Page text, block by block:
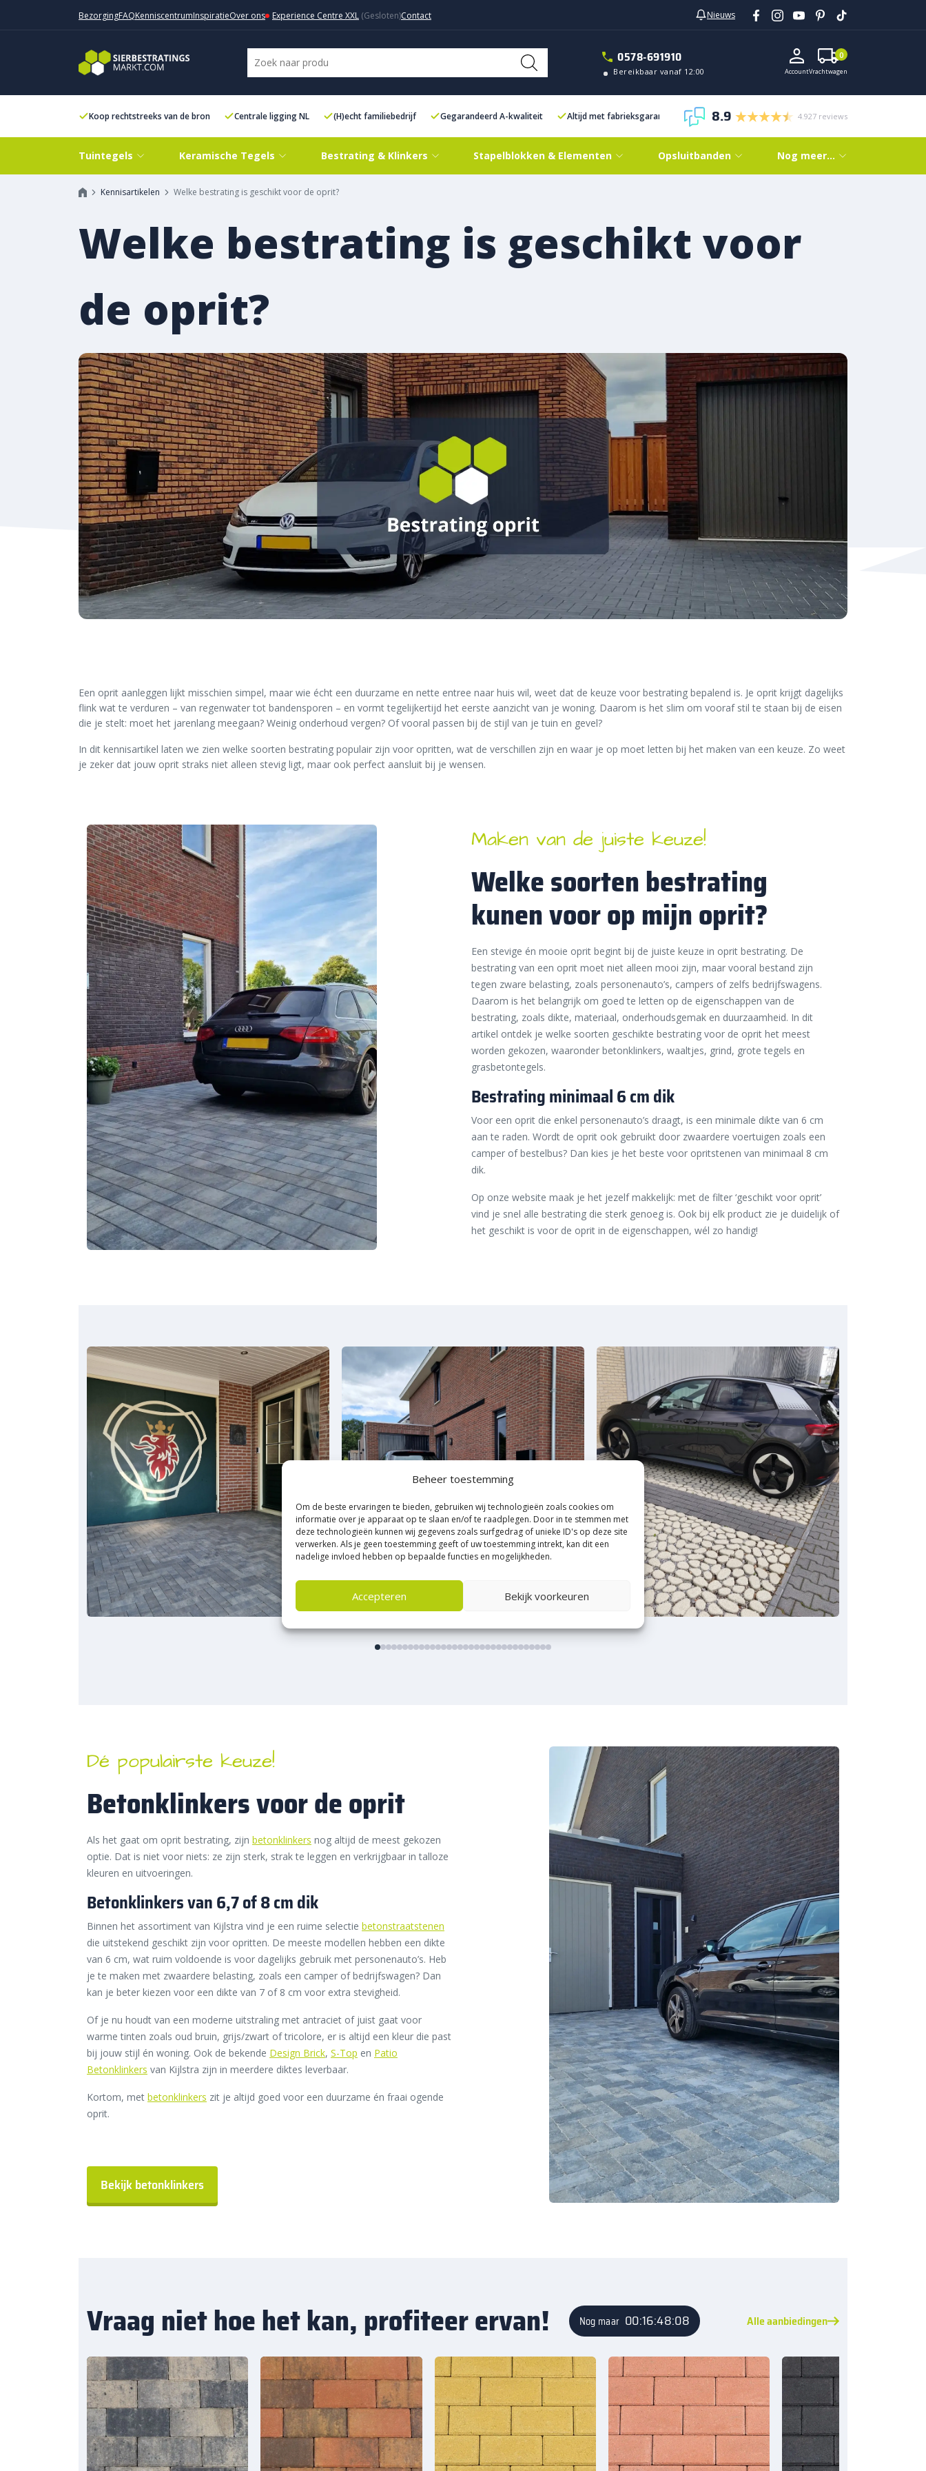
Beheer toestemming
Om de beste ervaringen te bieden, gebruiken wij technologieën zoals cookies om
informatie over je apparaat op te slaan en/of te raadplegen. Door in te stemmen met
deze technologieën kunnen wij gegevens zoals surfgedrag of unieke ID's op deze site
verwerken. Als je geen toestemming geeft of uw toestemming intrekt, kan dit een
nadelige invloed hebben op bepaalde functies en mogelijkheden.
Accepteren Bekijk voorkeuren
BezorgingFAQKenniscentrumInspiratieOver ons Experience Centre XXL Contact Nieuws
0578-691910
Bereikbaar vanaf 12:00 AccountVrachtwagen
0
Koop rechtstreeks van de bron Centrale ligging NL (H)echt familiebedrijf Gegarandeerd A-kwaliteit Altijd met fabrieksgarantie 8.9 4.927 reviews
Tuintegels Keramische Tegels Bestrating & Klinkers Stapelblokken & Elementen Opsluitbanden Nog meer…
Kennisartikelen Welke bestrating is geschikt voor de oprit?
Welke bestrating is geschikt voor
de oprit?
Een oprit aanleggen lijkt misschien simpel, maar wie écht een duurzame en nette entree naar huis wil, weet dat de keuze voor bestrating bepalend is. Je oprit krijgt dagelijks
flink wat te verduren – van regenwater tot bandensporen – en vormt tegelijkertijd het eerste aanzicht van je woning. Daarom is het slim om vooraf stil te staan bij de eisen
die je stelt: moet het jarenlang meegaan? Weinig onderhoud vergen? Of vooral passen bij de stijl van je tuin en gevel?
In dit kennisartikel laten we zien welke soorten bestrating populair zijn voor opritten, wat de verschillen zijn en waar je op moet letten bij het maken van een keuze. Zo weet
je zeker dat jouw oprit straks niet alleen stevig ligt, maar ook perfect aansluit bij je wensen.
Maken van de juiste keuze!
Welke soorten bestrating
kunen voor op mijn oprit?
Een stevige én mooie oprit begint bij de juiste keuze in oprit bestrating. De
bestrating van een oprit moet niet alleen mooi zijn, maar vooral bestand zijn
tegen zware belasting, zoals personenauto’s, campers of zelfs bedrijfswagens.
Daarom is het belangrijk om goed te letten op de eigenschappen van de
bestrating, zoals dikte, materiaal, onderhoudsgemak en duurzaamheid. In dit
artikel ontdek je welke soorten geschikte bestrating voor de oprit het meest
worden gekozen, waaronder betonklinkers, waaltjes, grind, grote tegels en
grasbetontegels.
Bestrating minimaal 6 cm dik
Voor een oprit die enkel personenauto’s draagt, is een minimale dikte van 6 cm
aan te raden. Wordt de oprit ook gebruikt door zwaardere voertuigen zoals een
camper of bestelbus? Dan kies je het beste voor opritstenen van minimaal 8 cm
dik.
Op onze website maak je het jezelf makkelijk: met de filter ‘geschikt voor oprit’
vind je snel alle bestrating die sterk genoeg is. Ook bij elk product zie je duidelijk of
het geschikt is voor de oprit in de eigenschappen, wél zo handig!
Dé populairste keuze!
Betonklinkers voor de oprit
Als het gaat om oprit bestrating, zijn betonklinkers nog altijd de meest gekozen
optie. Dat is niet voor niets: ze zijn sterk, strak te leggen en verkrijgbaar in talloze
kleuren en uitvoeringen.
Betonklinkers van 6,7 of 8 cm dik
Binnen het assortiment van Kijlstra vind je een ruime selectie betonstraatstenen
die uitstekend geschikt zijn voor opritten. De meeste modellen hebben een dikte
van 6 cm, wat ruim voldoende is voor dagelijks gebruik met personenauto’s. Heb
je te maken met zwaardere belasting, zoals een camper of bedrijfswagen? Dan
kan je beter kiezen voor een dikte van 7 of 8 cm voor extra stevigheid.
Of je nu houdt van een moderne uitstraling met antraciet of juist gaat voor
warme tinten zoals oud bruin, grijs/zwart of tricolore, er is altijd een kleur die past
bij jouw stijl én woning. Ook de bekende Design Brick, S-Top en Patio
Betonklinkers van Kijlstra zijn in meerdere diktes leverbaar.
Kortom, met betonklinkers zit je altijd goed voor een duurzame én fraai ogende
oprit.
Bekijk betonklinkers
Vraag niet hoe het kan, profiteer ervan! Nog maar 00:16:48:06 Alle aanbiedingen